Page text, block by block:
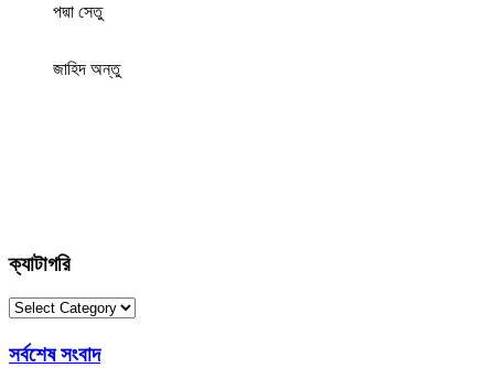
পদ্মা সেতু
জাহিদ অন্তু
ক্যাটাগরি
ক্যাটাগরি
সর্বশেষ সংবাদ